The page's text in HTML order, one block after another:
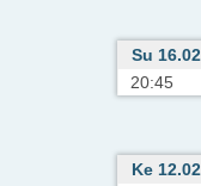
Su
20:45
Ke